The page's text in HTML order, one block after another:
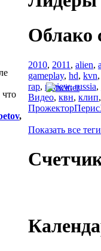
,
Облако
2010, 2011 , alien,
gameplay, hd, kvn,
rap, review,russia,
Видео, квн, клип,
Показать все теги